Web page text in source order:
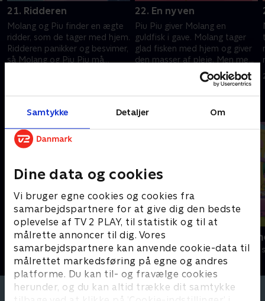
Samtykke Detaljer Om
Dine data og cookies
Vi bruger egne cookies og cookies fra
samarbejdspartnere for at give dig den bedste
oplevelse af TV 2 PLAY, til statistik og til at
målrette annoncer til dig. Vores
samarbejdspartnere kan anvende cookie-data til
målrettet markedsføring på egne og andres
platforme. Du kan til- og fravælge cookies
herunder, og du kan altid trække dit samtykke
21. Ridderen
Molang og Piu finder en ægte
ridder, som de tager med hjem.
Ridderen panikker og besvimer,
så Molang og Piu Piu må
22. En ny ven
Piu Piu giver Molang en
guldfisk i gave. Molang tager
glad fisken med hjem og giver
den masser af pleje. Men med
tiden bliver Piu Piu mere og
28. marts 2024 • 3 min
Molang
Børneserier • 1 sæsoner
Little
Børneserier • 2